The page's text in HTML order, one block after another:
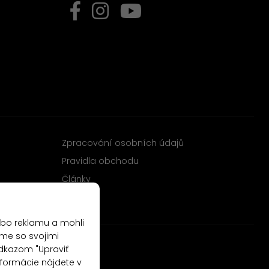
Zpracování osobních údajů
Pravidla obchodu
Články
reklamu a mohli
so svojimi
"Upraviť
nájdete v